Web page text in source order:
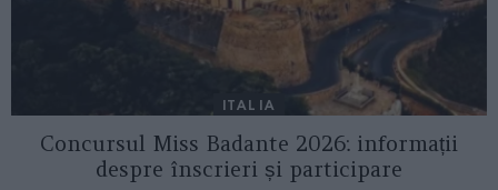
ITALIA
Concursul Miss Badante 2026: informații
despre înscrieri și participare